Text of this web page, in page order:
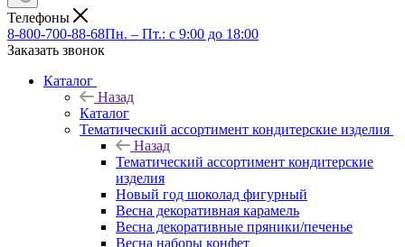
Телефоны
8-800-700-88-68Пн. – Пт.: с 9:00 до 18:00
Заказать звонок
Каталог
Назад
Каталог
Тематический ассортимент кондитерские изделия
Назад
Тематический ассортимент кондитерские
изделия
Новый год шоколад фигурный
Весна декоративная карамель
Весна декоративные пряники/печенье
Весна наборы конфет